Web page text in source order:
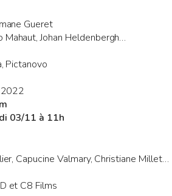
Gueret
Johan Heldenbergh…
Pictanovo
03/11 à 11h
Capucine Valmary, Christiane Millet…
et C8 Films